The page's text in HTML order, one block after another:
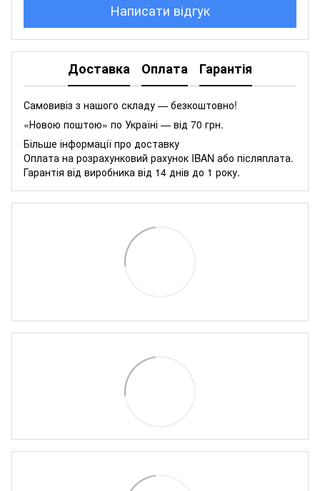
Написати відгук
Доставка Оплата Гарантія
Самовивіз з нашого складу — безкоштовно!
«Новою поштою» по Україні — від 70 грн.
Більше інформації про доставку
Оплата на розрахунковий рахунок IBAN або післяплата.
Гарантія від виробника від 14 днів до 1 року.